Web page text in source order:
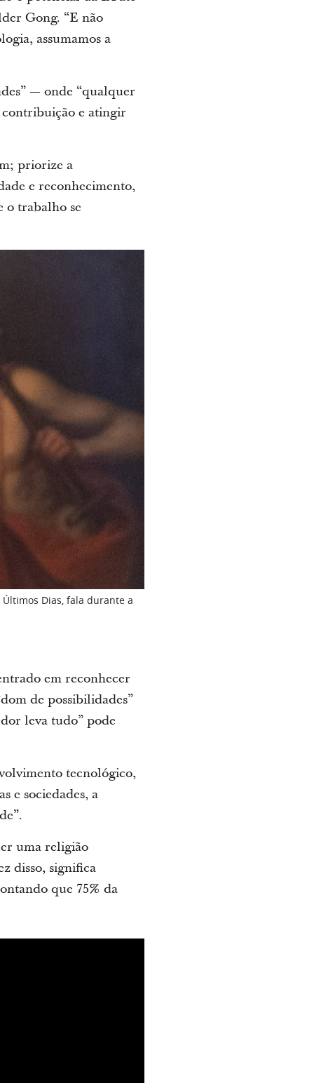
Gong. “E não
assumamos a
— onde “qualquer
e atingir
priorize a
e reconhecimento,
o trabalho se
Dias, fala durante a
em reconhecer
de possibilidades”
leva tudo” pode
tecnológico,
e sociedades, a
uma religião
disso, significa
que 75% da